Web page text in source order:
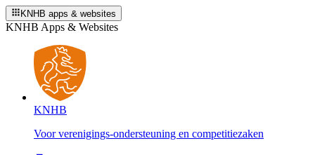
KNHB apps & websites
KNHB Apps & Websites
KNHB
Voor verenigings-ondersteuning en competitiezaken